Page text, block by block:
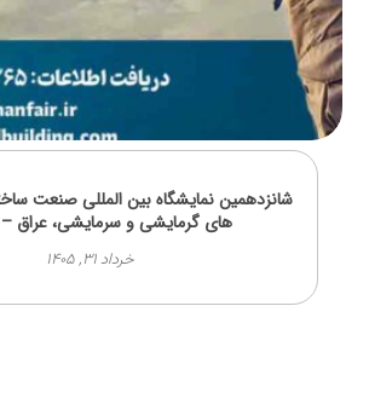
شانزدهمین نمایشگاه بین المللی صنعت
های گرمایشی و سرمایشی، عراق –
خرداد ۳۱, ۱۴۰۵